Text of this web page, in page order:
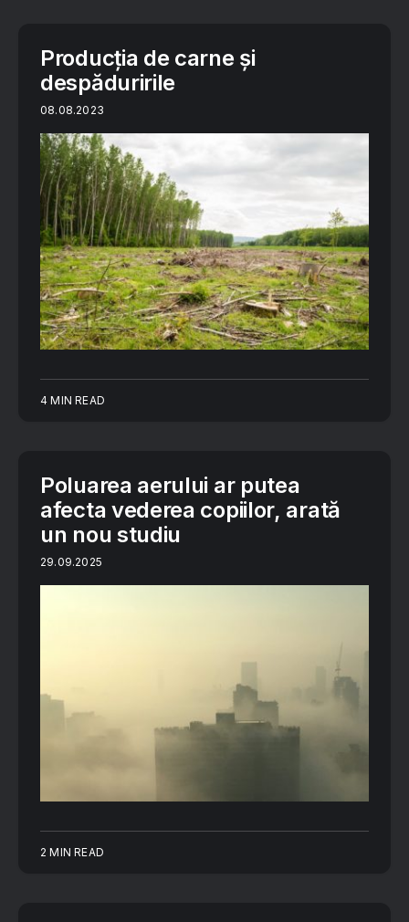
Producția de carne și
despăduririle
08.08.2023
4 MIN READ
Poluarea aerului ar putea
afecta vederea copiilor, arată
un nou studiu
29.09.2025
2 MIN READ